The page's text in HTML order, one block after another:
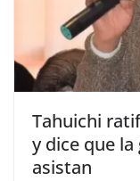
Tahuichi
y dice que
asistan